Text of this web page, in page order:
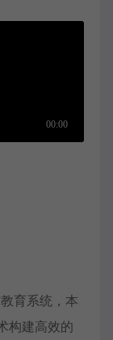
育系统，本
构建高效的